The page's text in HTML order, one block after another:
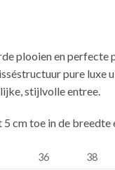
plooien en perfecte
pure
stijlvolle entree.
cm toe in de breedte
36 38